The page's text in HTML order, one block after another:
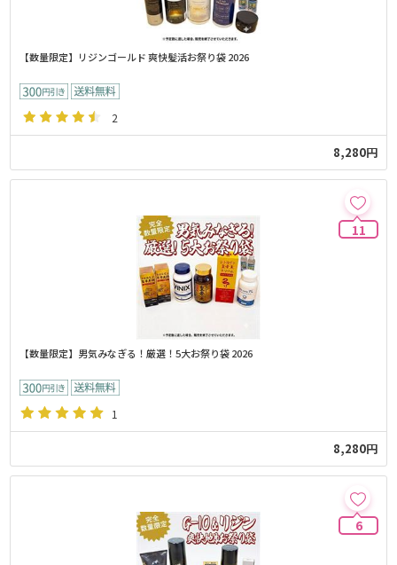
【数量限定】リジンゴールド 爽快髪活お祭り袋 2026
2
8,280円
11
【数量限定】男気みなぎる！厳選！5大お祭り袋 2026
1
8,280円
6